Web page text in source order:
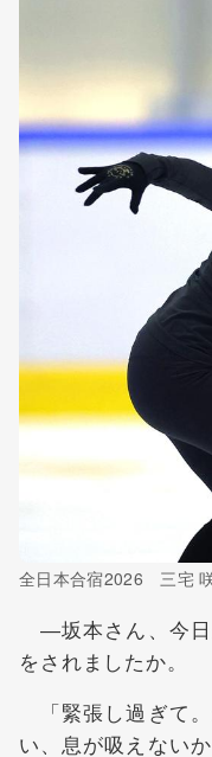
全日本合宿2026 三宅
―坂本さん、今日
をされましたか。
「緊張し過ぎて
い、息が吸えない